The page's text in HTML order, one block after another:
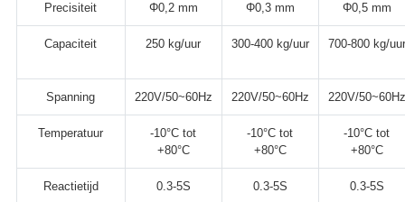
Precisiteit Φ0,2 mm Φ0,3 mm Φ0,5 mm
Capaciteit 250 kg/uur 300-400 kg/uur 700-800 kg/uur
Spanning 220V/50~60Hz 220V/50~60Hz 220V/50~60Hz
Temperatuur
-10°C tot
+80°C
-10°C tot
+80°C
-10°C tot
+80°C
Reactietijd 0.3-5S 0.3-5S 0.3-5S